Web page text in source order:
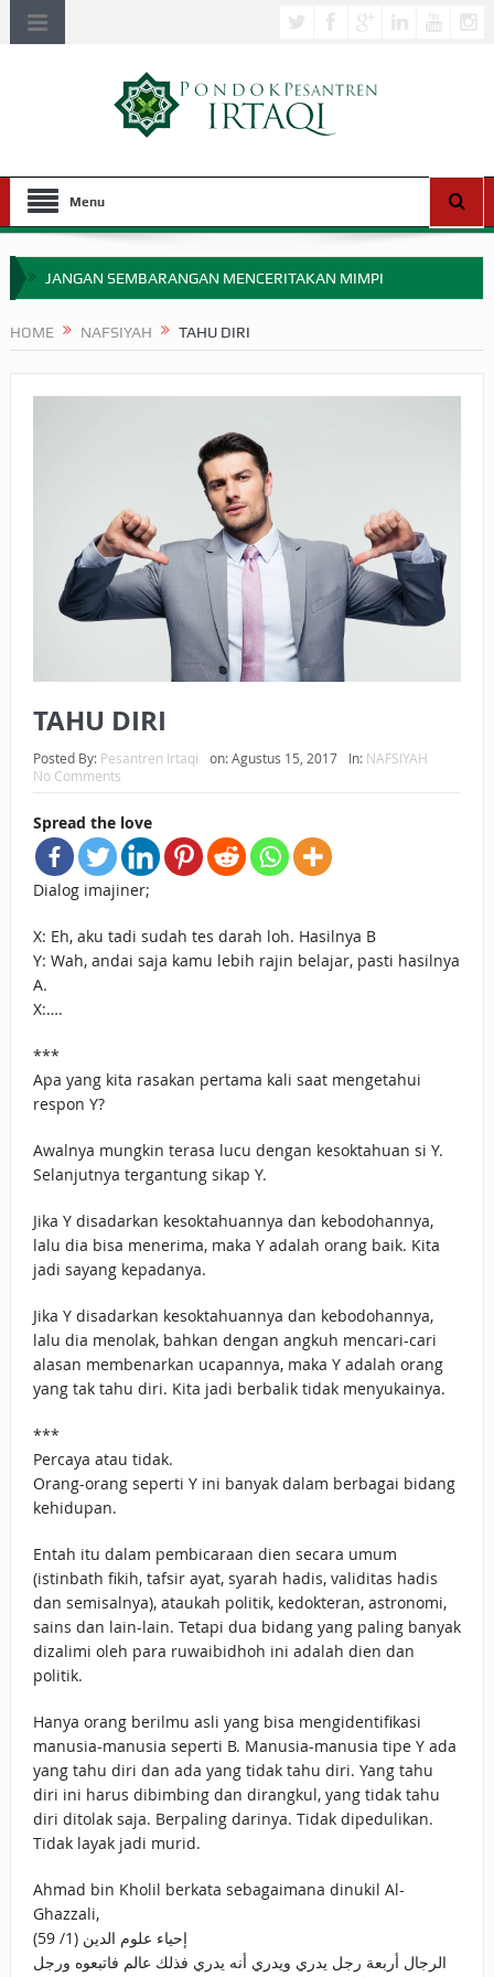
Menu
JANGAN SEMBARANGAN MENCERITAKAN MIMPI
SEBELUM TIBA SAAT WAJIB?
HAKIKAT NIKMAT DI DUNIA!
BAGAIMANA CARA MEMBAYAR ZAKAT UANG?
UANG HARAM BISA MENJADI HALAL JIKA SEBAB
KEPEMILIKANNYA BERUBAH
ISTIDLAL BATIL VS ISTIDLAL SYAR’I
HUKUM MEMBAYAR ZAKAT KEPADA KERABAT SENDIRI
HOME NAFSIYAH TAHU DIRI
TAHU DIRI
Posted By: Pesantren Irtaqi on:Agustus 15, 2017 In: NAFSIYAH
No Comments
Spread the love
Dialog imajiner;
X: Eh, aku tadi sudah tes darah loh. Hasilnya B
Y: Wah, andai saja kamu lebih rajin belajar, pasti hasilnya
A.
X:….
***
Apa yang kita rasakan pertama kali saat mengetahui
respon Y?
Awalnya mungkin terasa lucu dengan kesoktahuan si Y.
Selanjutnya tergantung sikap Y.
Jika Y disadarkan kesoktahuannya dan kebodohannya,
lalu dia bisa menerima, maka Y adalah orang baik. Kita
jadi sayang kepadanya.
Jika Y disadarkan kesoktahuannya dan kebodohannya,
lalu dia menolak, bahkan dengan angkuh mencari-cari
alasan membenarkan ucapannya, maka Y adalah orang
yang tak tahu diri. Kita jadi berbalik tidak menyukainya.
***
Percaya atau tidak.
Orang-orang seperti Y ini banyak dalam berbagai bidang
kehidupan.
Entah itu dalam pembicaraan dien secara umum
(istinbath fikih, tafsir ayat, syarah hadis, validitas hadis
dan semisalnya), ataukah politik, kedokteran, astronomi,
sains dan lain-lain. Tetapi dua bidang yang paling banyak
dizalimi oleh para ruwaibidhoh ini adalah dien dan
politik.
Hanya orang berilmu asli yang bisa mengidentifikasi
manusia-manusia seperti B. Manusia-manusia tipe Y ada
yang tahu diri dan ada yang tidak tahu diri. Yang tahu
diri ini harus dibimbing dan dirangkul, yang tidak tahu
diri ditolak saja. Berpaling darinya. Tidak dipedulikan.
Tidak layak jadi murid.
Ahmad bin Kholil berkata sebagaimana dinukil Al-
Ghazzali,
إحياء علوم الدين (1/ 59)
الرجال أربعة رجل يدري ويدري أنه يدري فذلك عالم فاتبعوه ورجل